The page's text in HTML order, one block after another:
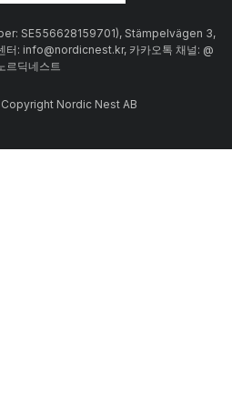
SE556628159701), Stämpelvägen 3,
: info@nordicnest.kr, 카카오톡 채널: @
르딕네스트
Nordic Nest AB